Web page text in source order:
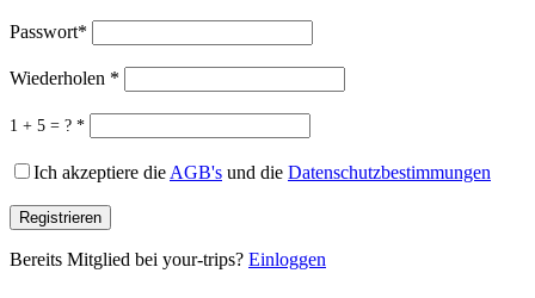
Passwort*
Wiederholen *
1 + 5 = ? *
Ich akzeptiere die AGB's und die Datenschutzbestimmungen
Registrieren
Bereits Mitglied bei your-trips? Einloggen